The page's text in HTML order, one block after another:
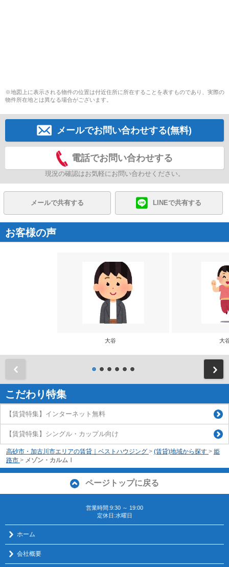
※地図上に表示される物件の位置は付近住所に所在することを表すものであり、実際の
物件所在地とは異なる場合がございます。
メールでお問い合わせする(無料)
電話でお問い合わせする
現況の確認はお気軽にお問い合わせください。
メールで共有する LINEで共有する
お客様の声
大谷 大
こだわり特集
【賃貸特集】インターネット無料
【賃貸特集】シングル・カップル向け
高砂市・加古川市エリアの賃貸｜ベストハウジング > (賃貸)地域から探す > 姫
路市 > メゾン・カルムⅠ
ページトップに戻る
営業時間:9:30 ～ 19:00
定休日:水曜日
ホーム
会社概要